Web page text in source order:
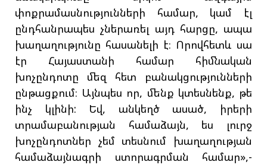
փոքրամասնությունների համար, կամ էլ
ընդհանրապես չներառել այդ հարցը, ապա
խաղաղությունը հասանելի է։ Որովհետև սա
էր Հայաստանի համար հիմնական
խոչընդոտը մեզ հետ բանակցությունների
ընթացքում։ Այնպես որ, մենք կտեսնենք, թե
ինչ կլինի: Եվ, անկեղծ ասած, իրերի
տրամաբանության համաձայն, ես լուրջ
խոչընդոտներ չեմ տեսնում խաղաղության
համաձայնագրի ստորագրման համար»,-